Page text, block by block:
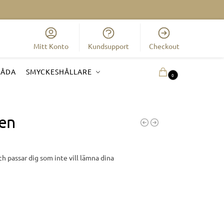
Mitt Konto Kundsupport Checkout
SMYCKESHÅLLARE 0
passar dig som inte vill lämna dina